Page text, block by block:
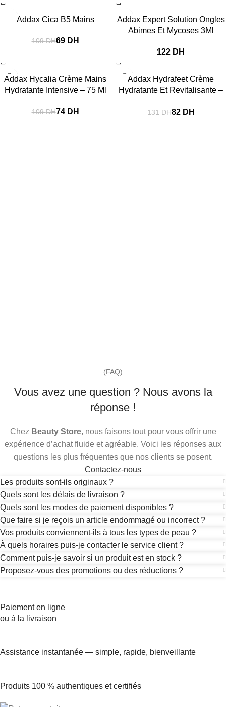
Addax Cica B5 Mains
109DH69 DH
Addax Expert Solution Ongles
Abimes Et Mycoses 3Ml
DH
Addax Hycalia Crème Mains
Hydratante Intensive – 75 Ml
109DH74 DH
Addax Hydrafeet Crème
Hydratante Et Revitalisante –
131DH82 DH
(FAQ)
Vous avez une question ? Nous avons la
réponse !
Chez Beauty Store, nous faisons tout pour vous offrir une
expérience d’achat fluide et agréable. Voici les réponses aux
questions les plus fréquentes que nos clients se posent.
Contactez-nous
Les produits sont-ils originaux ?
Quels sont les délais de livraison ?
Quels sont les modes de paiement disponibles ?
Que faire si je reçois un article endommagé ou incorrect ?
Vos produits conviennent-ils à tous les types de peau ?
À quels horaires puis-je contacter le service client ?
Comment puis-je savoir si un produit est en stock ?
Proposez-vous des promotions ou des réductions ?
Paiement en ligne
ou à la livraison
Assistance instantanée — simple, rapide, bienveillante
Produits 100 % authentiques et certifiés